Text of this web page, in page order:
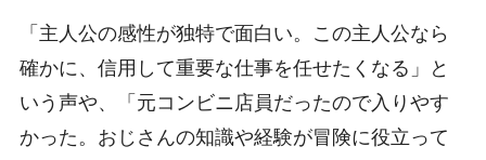
「主人公の感性が独特で面白い。この主人公なら
確かに、信用して重要な仕事を任せたくなる」と
いう声や、「元コンビニ店員だったので入りやす
かった。おじさんの知識や経験が冒険に役立って